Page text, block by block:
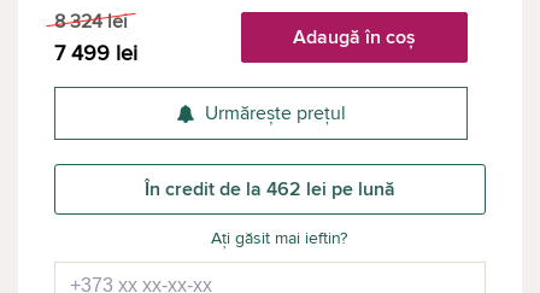
8 324 lei
7 499 lei
Adaugă în coș
Urmărește prețul
În credit de la 462 lei pe lună
Ați găsit mai ieftin?